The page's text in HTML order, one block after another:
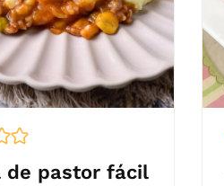
de pastor fácil